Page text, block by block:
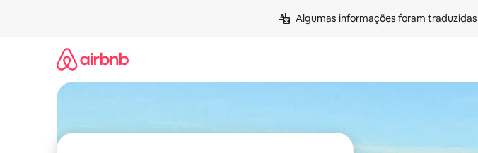
Algumas informações foram